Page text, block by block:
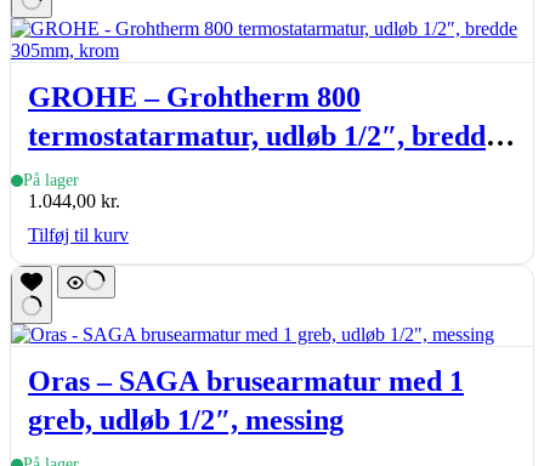
GROHE – Grohtherm 800
termostatarmatur, udløb 1/2″, bredde
305mm, krom
På lager
1.044,00 kr.
Tilføj til kurv
Oras – SAGA brusearmatur med 1
greb, udløb 1/2″, messing